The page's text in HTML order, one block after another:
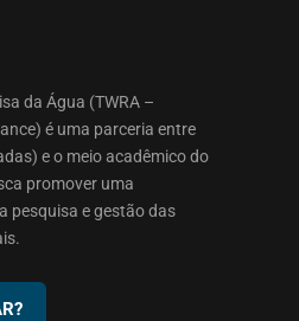
da Água (TWRA –
é uma parceria entre
e o meio acadêmico do
promover uma
pesquisa e gestão das